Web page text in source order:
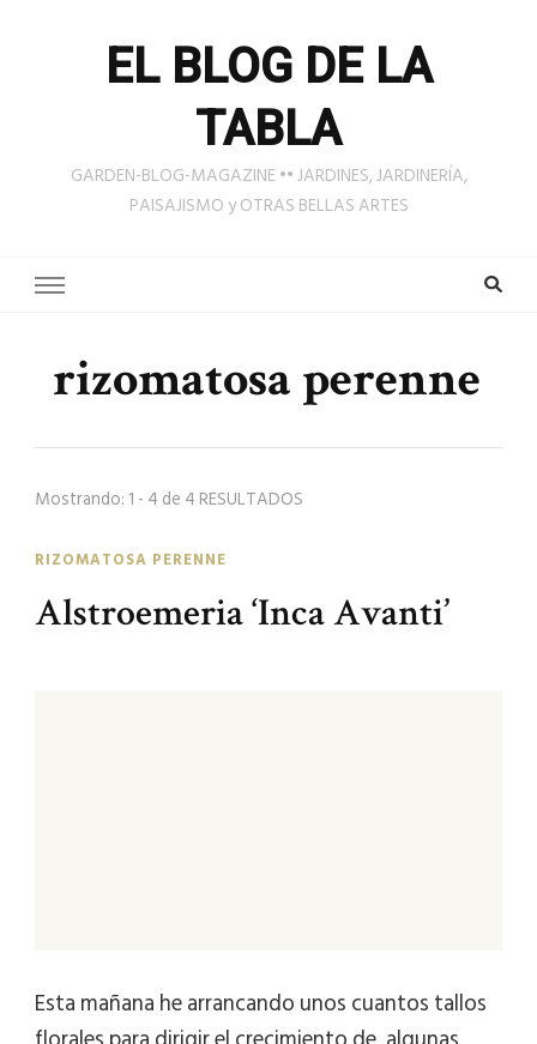
EL BLOG DE LA
TABLA
GARDEN-BLOG-MAGAZINE •• JARDINES, JARDINERÍA,
PAISAJISMO y OTRAS BELLAS ARTES
rizomatosa perenne
Mostrando: 1 - 4 de 4 RESULTADOS
RIZOMATOSA PERENNE
Alstroemeria ‘Inca Avanti’
Esta mañana he arrancando unos cuantos tallos